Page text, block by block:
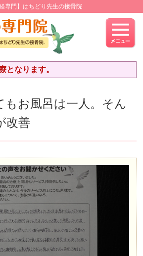
専門】はちどり先生の接骨院
となります。
もお風呂は一人。そん
改善